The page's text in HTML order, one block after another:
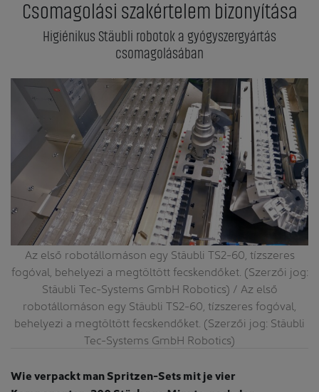
Csomagolási szakértelem bizonyítása
Higiénikus Stäubli robotok a gyógyszergyártás
csomagolásában
Az első robotállomáson egy Stäubli TS2-60, tízszeres
fogóval, behelyezi a megtöltött fecskendőket. (Szerzői jog:
Stäubli Tec-Systems GmbH Robotics) / Az első
robotállomáson egy Stäubli TS2-60, tízszeres fogóval,
behelyezi a megtöltött fecskendőket. (Szerzői jog: Stäubli
Tec-Systems GmbH Robotics)
Wie verpackt man Spritzen-Sets mit je vier